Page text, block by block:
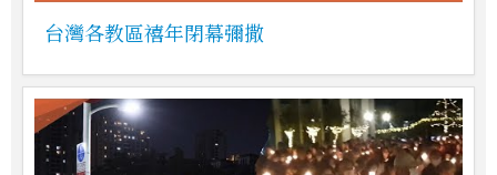
台灣各教區禧年閉幕彌撒